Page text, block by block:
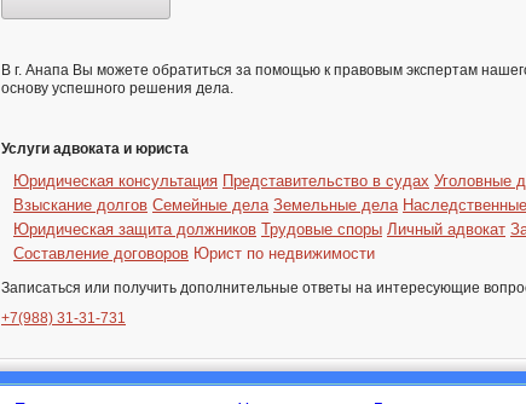
В г. Анапа Вы можете обратиться за помощью к правовым экспертам
основу успешного решения дела.
Услуги адвоката и юриста
Юридическая консультация Представительство в судах Уголовные
Взыскание долгов Семейные дела Земельные дела
Юридическая защита должников Трудовые споры Личный адвокат
Составление договоров Юрист по недвижимости
Записаться или получить дополнительные ответы на интересующие
+7(988) 31-31-731